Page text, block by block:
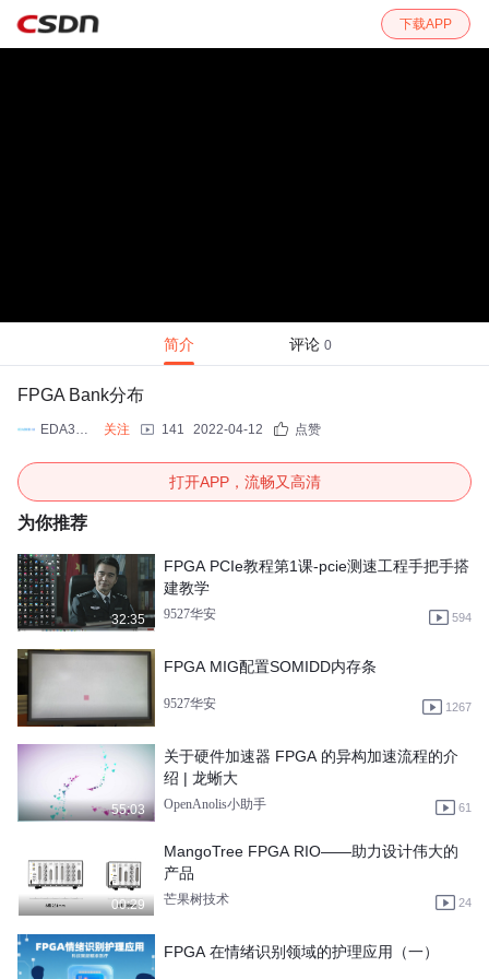
下载APP
简介 评论 0
FPGA Bank分布
EDA365电子论坛 关注 141 2022-04-12 点赞
打开APP，流畅又高清
为你推荐
32:35
FPGA PCIe教程第1课-pcie测速工程手把手搭
建教学
9527华安 594
FPGA MIG配置SOMIDD内存条
9527华安 1267
55:03
关于硬件加速器 FPGA 的异构加速流程的介
绍 | 龙蜥大
OpenAnolis小助手 61
00:29
MangoTree FPGA RIO——助力设计伟大的
产品
芒果树技术 24
FPGA 在情绪识别领域的护理应用（一）